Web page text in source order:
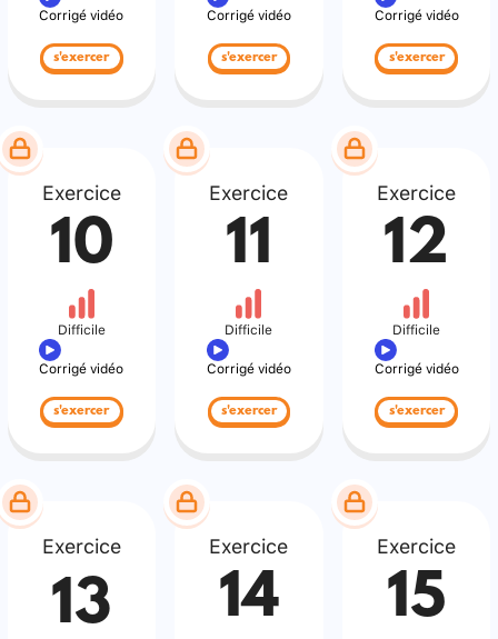
Corrigé vidéo
s'exercer
Corrigé vidéo
s'exercer
Corrigé vidéo
s'exercer
Exercice
10
Difficile
Corrigé vidéo
s'exercer
Exercice
11
Difficile
Corrigé vidéo
s'exercer
Exercice
12
Difficile
Corrigé vidéo
s'exercer
Exercice
13
Exercice
14
Exercice
15